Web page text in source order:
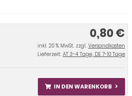
0,80 €
inkl. 20 % MwSt. zzgl. Versandkosten
Lieferzeit: AT 3-4 Tage, DE 7-10 Tage
IN DEN WARENKORB